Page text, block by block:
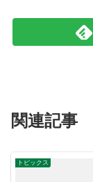
関連記事
トピックス